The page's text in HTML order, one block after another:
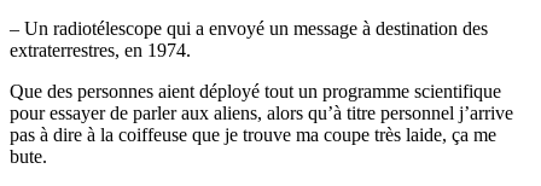
– Un radiotélescope qui a envoyé un message à destination des
extraterrestres, en 1974.
Que des personnes aient déployé tout un programme scientifique
pour essayer de parler aux aliens, alors qu’à titre personnel j’arrive
pas à dire à la coiffeuse que je trouve ma coupe très laide, ça me
bute.